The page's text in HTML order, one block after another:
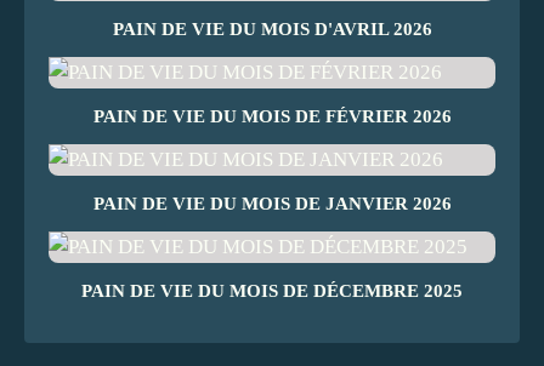
PAIN DE VIE DU MOIS D'AVRIL 2026
PAIN DE VIE DU MOIS DE FÉVRIER 2026
PAIN DE VIE DU MOIS DE JANVIER 2026
PAIN DE VIE DU MOIS DE DÉCEMBRE 2025